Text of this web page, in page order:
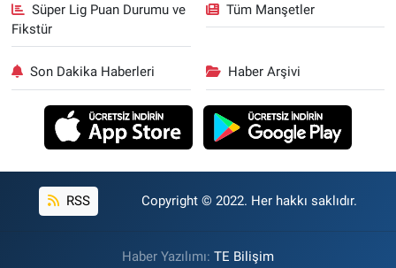
Süper Lig Puan Durumu ve
Fikstür
Tüm Manşetler
Son Dakika Haberleri Haber Arşivi
RSS Copyright © 2022. Her hakkı saklıdır.
Haber Yazılımı: TE Bilişim